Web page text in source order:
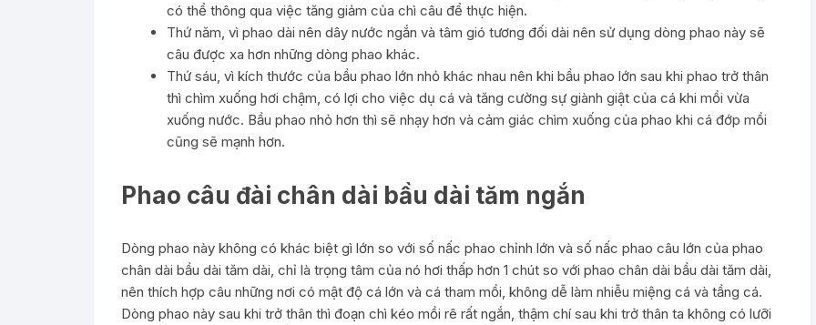
có thể thông qua việc tăng giảm của chì câu để thực hiện.
Thứ năm, vì phao dài nên dây nước ngắn và tâm gió tương đối dài nên sử dụng dòng phao này sẽ
câu được xa hơn những dòng phao khác.
Thứ sáu, vì kích thước của bầu phao lớn nhỏ khác nhau nên khi bầu phao lớn sau khi phao trở thân
thì chìm xuống hơi chậm, có lợi cho việc dụ cá và tăng cường sự giành giật của cá khi mồi vừa
xuống nước. Bầu phao nhỏ hơn thì sẽ nhạy hơn và cảm giác chìm xuống của phao khi cá đớp mồi
cũng sẽ mạnh hơn.
Phao câu đài chân dài bầu dài tăm ngắn
Dòng phao này không có khác biệt gì lớn so với số nấc phao chỉnh lớn và số nấc phao câu lớn của phao
chân dài bầu dài tăm dài, chỉ là trọng tâm của nó hơi thấp hơn 1 chút so với phao chân dài bầu dài tăm dài,
nên thích hợp câu những nơi có mật độ cá lớn và cá tham mồi, không dễ làm nhiễu miệng cá và tầng cá.
Dòng phao này sau khi trở thân thì đoạn chì kéo mồi rê rất ngắn, thậm chí sau khi trở thân ta không có lưỡi